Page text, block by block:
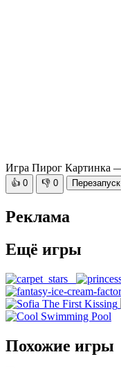
Игра Пирог Картинка
👍 0 👎 0 Перезапуск
Реклама
Ещё игры
Похожие игры